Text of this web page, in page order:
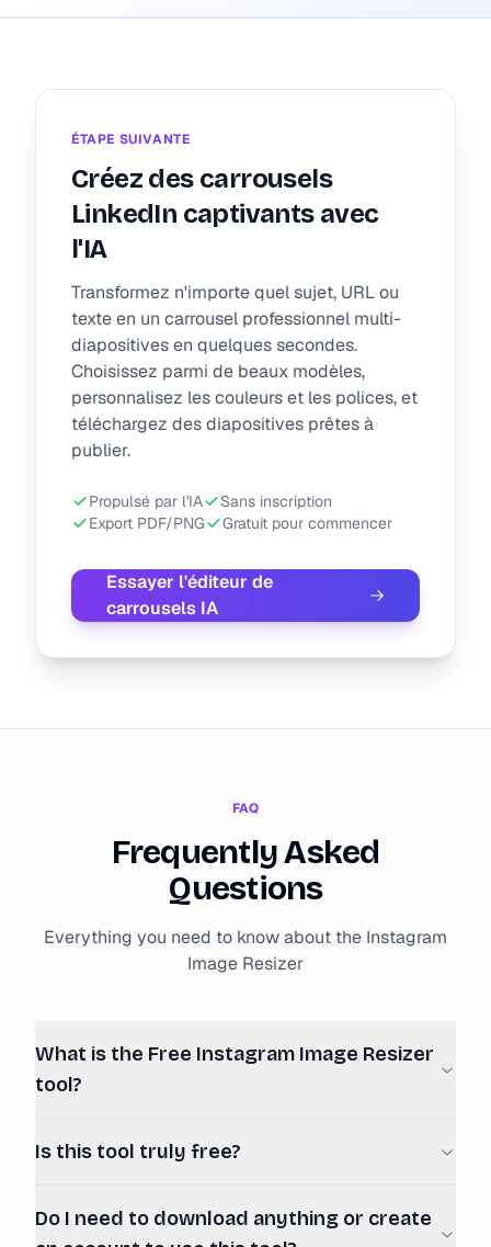
ÉTAPE SUIVANTE
Créez des carrousels
LinkedIn captivants avec
l'IA
Transformez n'importe quel sujet, URL ou
texte en un carrousel professionnel multi-
diapositives en quelques secondes.
Choisissez parmi de beaux modèles,
personnalisez les couleurs et les polices, et
téléchargez des diapositives prêtes à
publier.
Propulsé par l'IA
Sans inscription
Export PDF/PNG
Gratuit pour commencer
Essayer l'éditeur de
carrousels IA
FAQ
Frequently Asked
Questions
Everything you need to know about the Instagram
Image Resizer
What is the Free Instagram Image Resizer
tool?
Is this tool truly free?
Do I need to download anything or create